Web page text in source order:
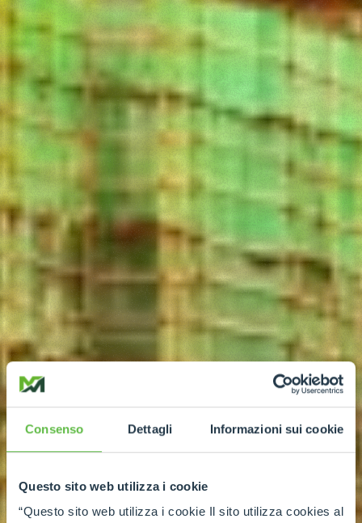
Consenso Dettagli Informazioni sui cookie
Questo sito web utilizza i cookie
“Questo sito web utilizza i cookie Il sito utilizza cookies al